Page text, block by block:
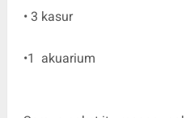
• 3 kasur
•1 akuarium